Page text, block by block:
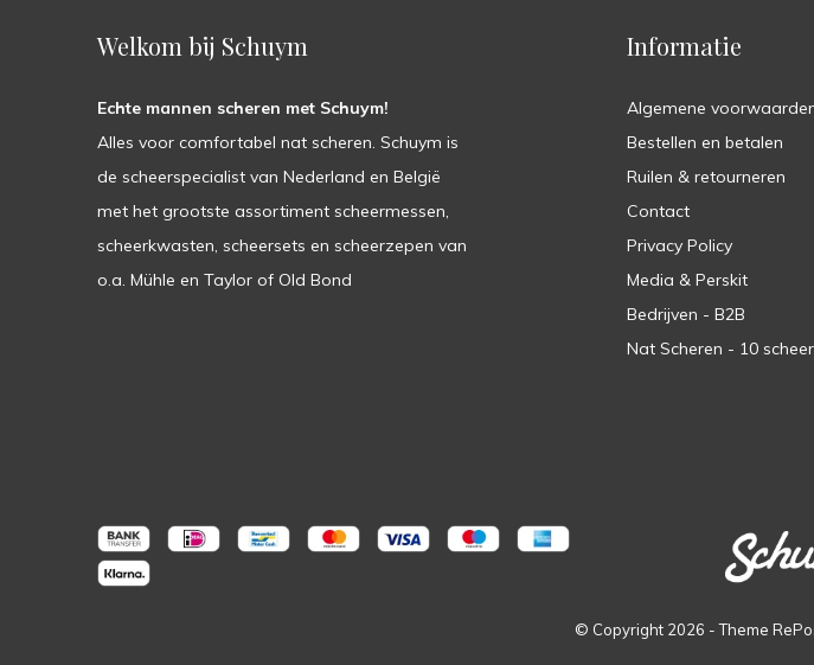
Welkom bij Schuym
Echte mannen scheren met Schuym!
Alles voor comfortabel nat scheren. Schuym is
de scheerspecialist van Nederland en België
met het grootste assortiment scheermessen,
scheerkwasten, scheersets en scheerzepen van
o.a. Mühle en Taylor of Old Bond
Informatie
Algemene
Bestellen en betalen
Ruilen & retourneren
Contact
Privacy Policy
Media & Perskit
Bedrijven - B2B
Nat Scheren - 10
© Copyright 2026 - Theme